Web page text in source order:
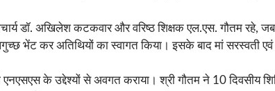
डॉ. अखिलेश कटकवार और वरिष्ठ शिक्षक एल.एस. गौतम रहे,
भेंट कर अतिथियों का स्वागत किया। इसके बाद मां सरस्वती
एनएसएस के उद्देश्यों से अवगत कराया। श्री गौतम ने 10 दिवसीय